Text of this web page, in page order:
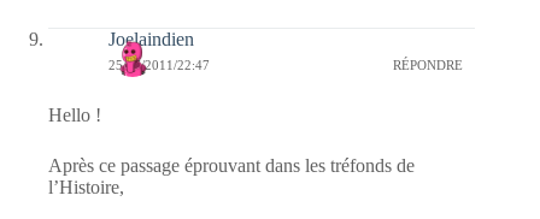
Joelaindien
25/07/2011/22:47 RÉPONDRE
Hello !
Après ce passage éprouvant dans les tréfonds de
l’Histoire,